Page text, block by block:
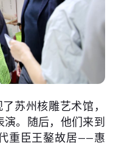
苏州核雕艺术馆，
。随后，他们来到
重臣王鏊故居——惠